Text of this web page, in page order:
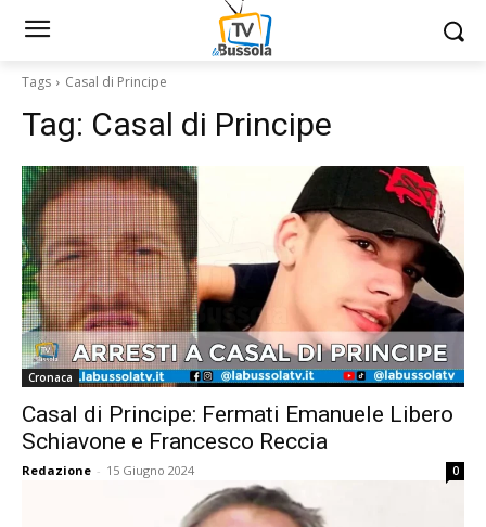
Tags Casal di Principe
Tag: Casal di Principe
Cronaca
Casal di Principe: Fermati Emanuele Libero
Schiavone e Francesco Reccia
Redazione - 15 Giugno 2024 0